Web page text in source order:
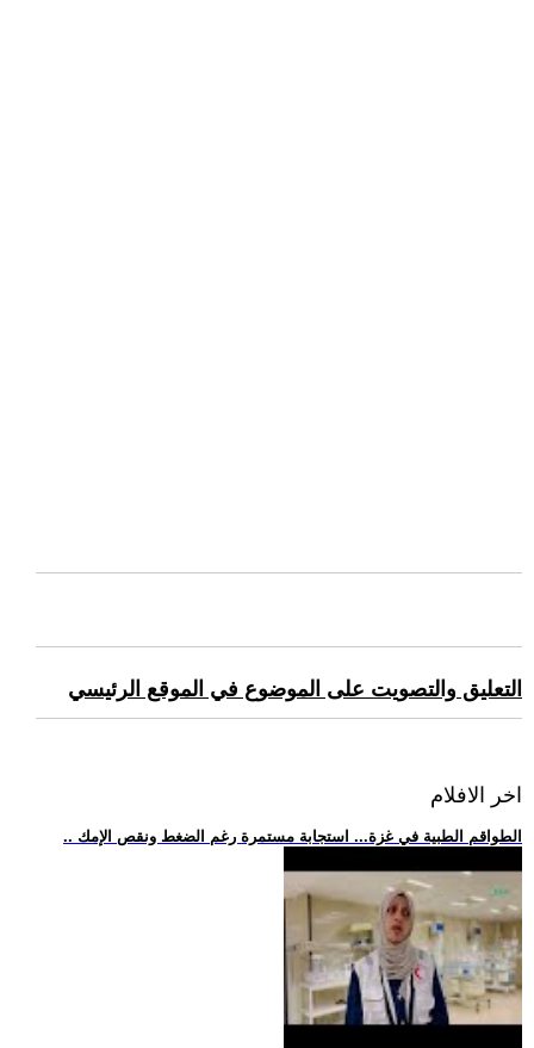
التعليق والتصويت على الموضوع في الموقع الرئيسي
اخر الافلام
.. الطواقم الطبية في غزة... استجابة مستمرة رغم الضغط ونقص الإمك